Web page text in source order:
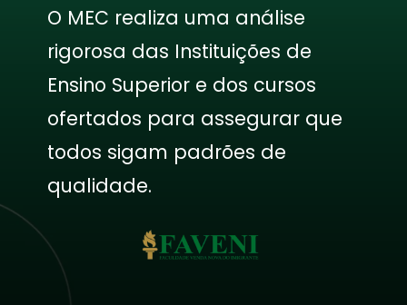
O MEC realiza uma análise
rigorosa das Instituições de
Ensino Superior e dos cursos
ofertados para assegurar que
todos sigam padrões de
qualidade.